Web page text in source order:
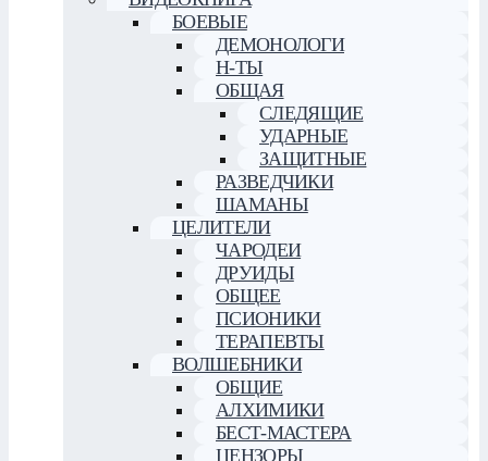
БОЕВЫЕ
ДЕМОНОЛОГИ
Н-ТЫ
ОБЩАЯ
СЛЕДЯЩИЕ
УДАРНЫЕ
ЗАЩИТНЫЕ
РАЗВЕДЧИКИ
ШАМАНЫ
ЦЕЛИТЕЛИ
ЧАРОДЕИ
ДРУИДЫ
ОБЩЕЕ
ПСИОНИКИ
ТЕРАПЕВТЫ
ВОЛШЕБНИКИ
ОБЩИЕ
АЛХИМИКИ
БЕСТ-МАСТЕРА
ЦЕНЗОРЫ